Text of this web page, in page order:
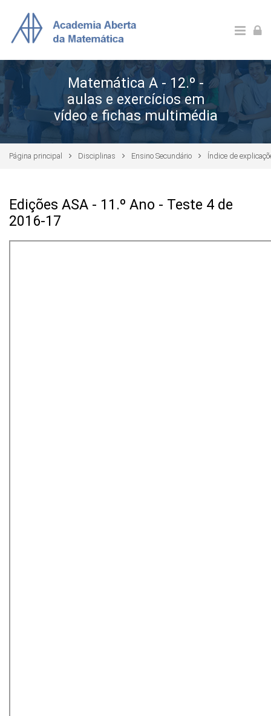
Matemática A - 12.º -
aulas e exercícios em
vídeo e fichas multimédia
Página principal Disciplinas Ensino Secundário Índice de
Edições ASA - 11.º Ano - Teste 4 de
2016-17